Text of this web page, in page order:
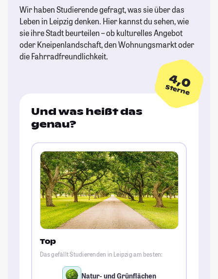
Wir haben Studierende gefragt, was sie über das
Leben in Leipzig denken. Hier kannst du sehen, wie
sie ihre Stadt beurteilen – ob kulturelles Angebot
oder Kneipenlandschaft, den Wohnungsmarkt oder
die Fahrradfreundlichkeit.
4,0
Sterne
Und was heißt das
genau?
Top
Das gefällt Studierenden in Leipzig am besten:
Natur- und Grünflächen